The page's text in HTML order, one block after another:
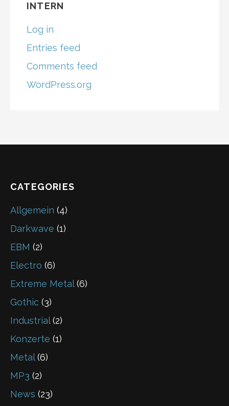
INTERN
Log in
Entries feed
Comments feed
WordPress.org
CATEGORIES
Allgemein (4)
Darkwave (1)
EBM (2)
Electro (6)
Extreme Metal(6)
Gothic (3)
Industrial(2)
Konzerte (1)
Metal(6)
MP3 (2)
News (23)